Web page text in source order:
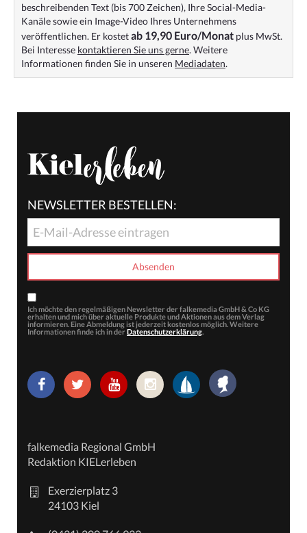
beschreibenden Text (bis 700 Zeichen), Ihre Social-Media-
Kanäle sowie ein Image-Video Ihres Unternehmens
veröffentlichen. Er kostetab 19,90 Euro/Monat plus MwSt.
Bei Interesse kontaktieren Sie uns gerne. Weitere
Informationen finden Sie in unseren Mediadaten.
NEWSLETTER BESTELLEN:
Ich möchte den regelmäßigen Newsletter der falkemedia GmbH & Co KG
erhalten und mich über aktuelle Produkte und Aktionen aus dem Verlag
informieren. Eine Abmeldung ist jederzeit kostenlos möglich. Weitere
Informationen finde ich in der Datenschutzerklärung.
falkemedia Regional GmbH
Redaktion KIELerleben
Exerzierplatz 3
24103 Kiel